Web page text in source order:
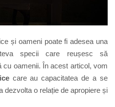
și oameni poate fi adesea una
specii care reușesc să
cu oamenii. În acest articol, vom
care au capacitatea de a se
dezvolta o relație de apropiere și